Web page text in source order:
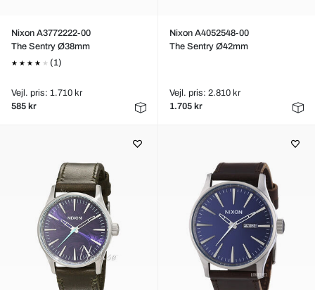
Nixon A3772222-00
The Sentry Ø38mm
(1)
Vejl. pris: 1.710 kr
585 kr
Nixon A4052548-00
The Sentry Ø42mm
Vejl. pris: 2.810 kr
1.705 kr